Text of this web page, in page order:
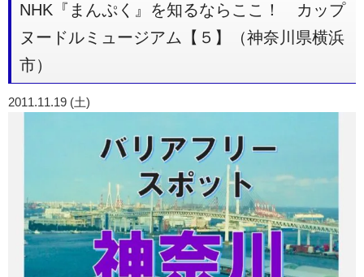
NHK『まんぷく』を知るならここ！ カップ
ヌードルミュージアム【５】（神奈川県横浜
市）
2011.11.19 (土)